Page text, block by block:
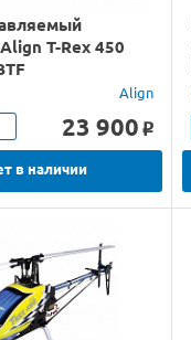
T-Rex 450
Align
23 900 o
в наличии